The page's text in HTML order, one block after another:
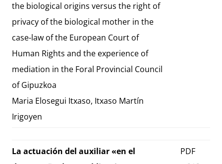
the biological origins versus the right of
privacy of the biological mother in the
case-law of the European Court of
Human Rights and the experience of
mediation in the Foral Provincial Council
of Gipuzkoa
Maria Elosegui Itxaso, Itxaso Martín
Irigoyen
La actuación del auxiliar «en el
PDF